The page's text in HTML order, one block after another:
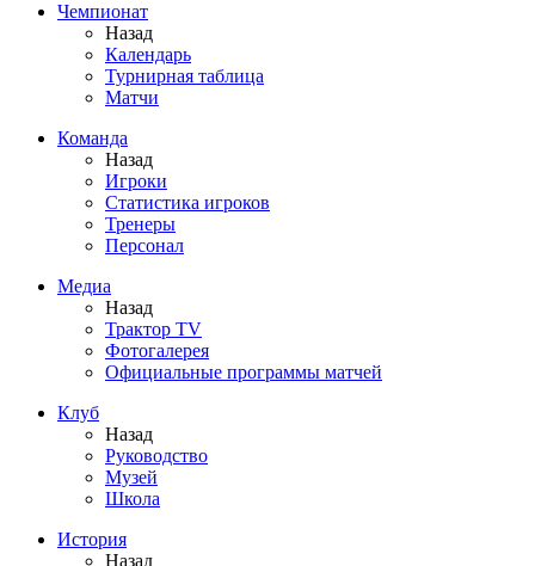
Чемпионат
Назад
Календарь
Турнирная таблица
Матчи
Команда
Назад
Игроки
Статистика игроков
Тренеры
Персонал
Медиа
Назад
Трактор TV
Фотогалерея
Официальные программы матчей
Клуб
Назад
Руководство
Музей
Школа
История
Назад